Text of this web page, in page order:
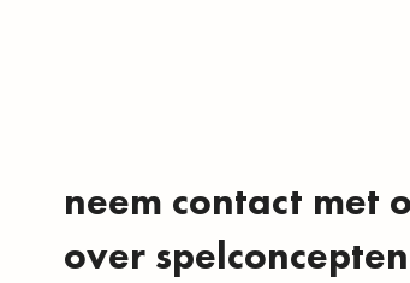
neem contact met
over spelconcepten